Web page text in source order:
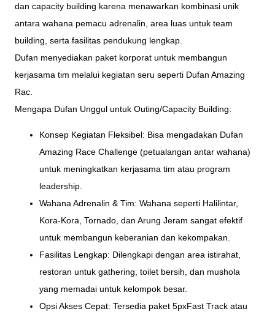
dan capacity building karena menawarkan kombinasi unik
antara wahana pemacu adrenalin, area luas untuk team
building, serta fasilitas pendukung lengkap.
Dufan menyediakan paket korporat untuk membangun
kerjasama tim melalui kegiatan seru seperti Dufan Amazing
Rac.
Mengapa Dufan Unggul untuk Outing/Capacity Building:
Konsep Kegiatan Fleksibel: Bisa mengadakan Dufan
Amazing Race Challenge (petualangan antar wahana)
untuk meningkatkan kerjasama tim atau program
leadership.
Wahana Adrenalin & Tim: Wahana seperti Halilintar,
Kora-Kora, Tornado, dan Arung Jeram sangat efektif
untuk membangun keberanian dan kekompakan.
Fasilitas Lengkap: Dilengkapi dengan area istirahat,
restoran untuk gathering, toilet bersih, dan mushola
yang memadai untuk kelompok besar.
Opsi Akses Cepat: Tersedia paket 5pxFast Track atau